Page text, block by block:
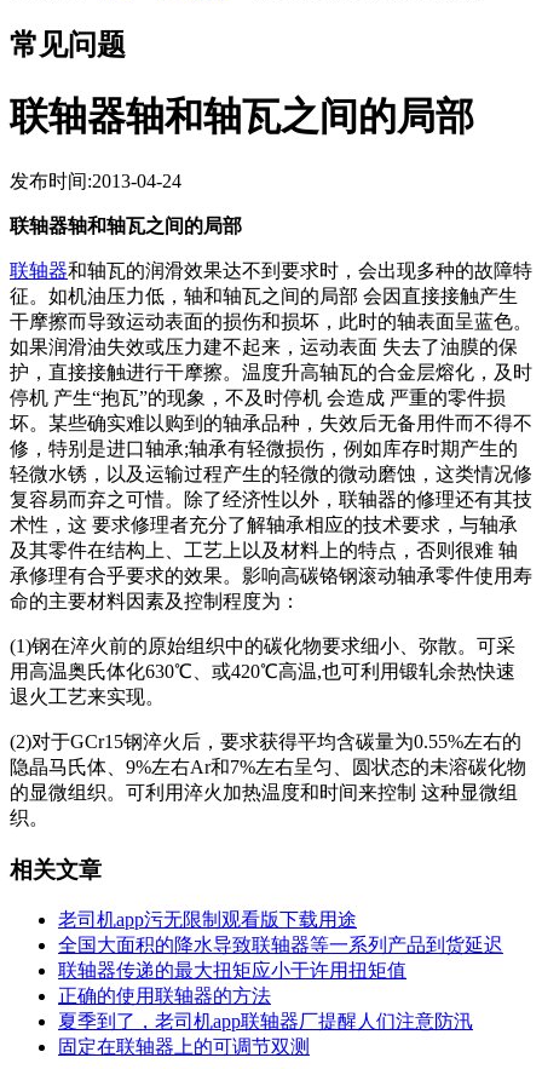
常见问题
联轴器轴和轴瓦之间的局部
发布时间:2013-04-24
联轴器轴和轴瓦之间的局部
联轴器和轴瓦的润滑效果达不到要求时，会出现多种的故障特
征。如机油压力低，轴和轴瓦之间的局部 会因直接接触产生
干摩擦而导致运动表面的损伤和损坏，此时的轴表面呈蓝色。
如果润滑油失效或压力建不起来，运动表面 失去了油膜的保
护，直接接触进行干摩擦。温度升高轴瓦的合金层熔化，及时
停机 产生“抱瓦”的现象，不及时停机 会造成 严重的零件损
坏。某些确实难以购到的轴承品种，失效后无备用件而不得不
修，特别是进口轴承;轴承有轻微损伤，例如库存时期产生的
轻微水锈，以及运输过程产生的轻微的微动磨蚀，这类情况修
复容易而弃之可惜。除了经济性以外，联轴器的修理还有其技
术性，这 要求修理者充分了解轴承相应的技术要求，与轴承
及其零件在结构上、工艺上以及材料上的特点，否则很难 轴
承修理有合乎要求的效果。影响高碳铬钢滚动轴承零件使用寿
命的主要材料因素及控制程度为：
(1)钢在淬火前的原始组织中的碳化物要求细小、弥散。可采
用高温奥氏体化630℃、或420℃高温,也可利用锻轧余热快速
退火工艺来实现。
(2)对于GCr15钢淬火后，要求获得平均含碳量为0.55%左右的
隐晶马氏体、9%左右Ar和7%左右呈匀、圆状态的未溶碳化物
的显微组织。可利用淬火加热温度和时间来控制 这种显微组
织。
相关文章
老司机app污无限制观看版下载用途
全国大面积的降水导致联轴器等一系列产品到货延迟
联轴器传递的最大扭矩应小于许用扭矩值
正确的使用联轴器的方法
夏季到了，老司机app联轴器厂提醒人们注意防汛
固定在联轴器上的可调节双测